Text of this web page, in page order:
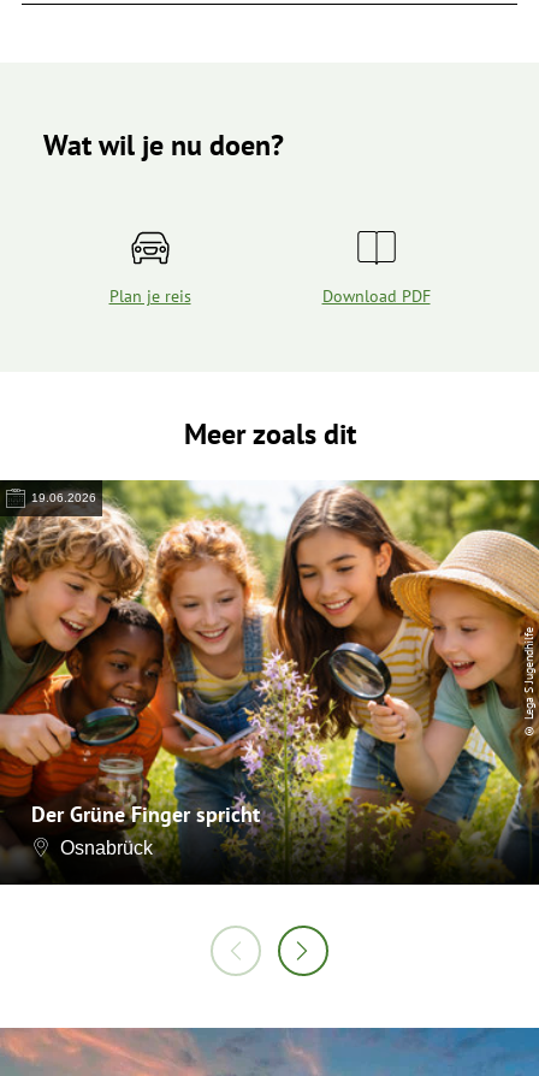
Wat wil je nu doen?
Plan je reis Download PDF
Meer zoals dit
19.06.2026
Der Grüne Finger spricht
Osnabrück
© Lega S Jugendhilfe